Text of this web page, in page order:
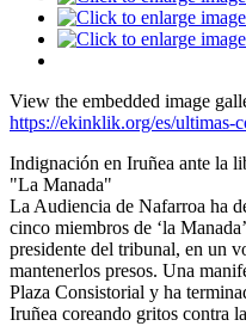
View the embedded image
https://ekinklik.org/es/ultimas-
Indignación en Iruñea ante la
"La Manada"
La Audiencia de Nafarroa ha
cinco miembros de ‘la
presidente del tribunal, en un
mantenerlos presos. Una
Plaza Consistorial y ha
Iruñea coreando gritos contra